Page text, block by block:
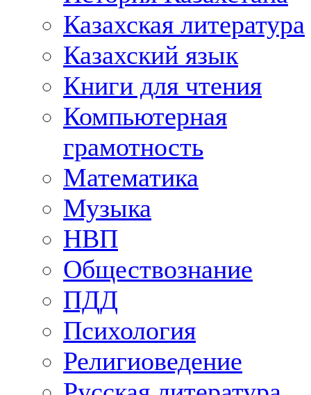
Казахская литература
Казахский язык
Книги для чтения
Компьютерная
грамотность
Математика
Музыка
НВП
Обществознание
ПДД
Психология
Религиоведение